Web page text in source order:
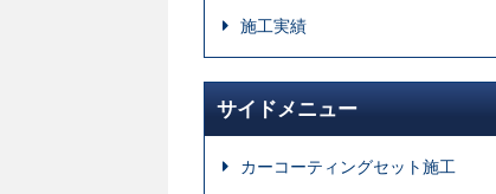
施工実績
サイドメニュー
カーコーティングセット施工